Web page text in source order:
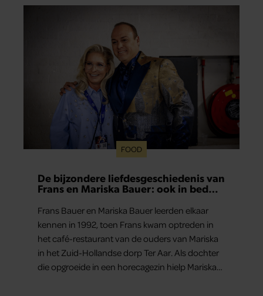
FOOD
De bijzondere liefdesgeschiedenis van
Frans en Mariska Bauer: ook in bed
Frans Bauer en Mariska Bauer leerden elkaar
kennen in 1992, toen Frans kwam optreden in
het café-restaurant van de ouders van Mariska
in het Zuid-Hollandse dorp Ter Aar. Als dochter
die opgroeide in een horecagezin hielp Mariska